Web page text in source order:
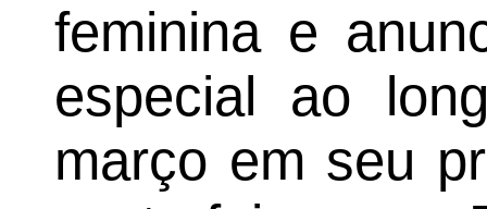
feminina e
especial ao
março em seu